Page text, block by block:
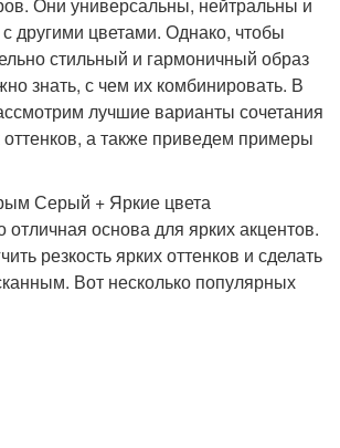
Они универсальны, нейтральны и
с другими цветами. Однако, чтобы
стильный и гармоничный образ
знать, с чем их комбинировать. В
лучшие варианты сочетания
а также приведем примеры
Серый + Яркие цвета
основа для ярких акцентов.
резкость ярких оттенков и сделать
Вот несколько популярных